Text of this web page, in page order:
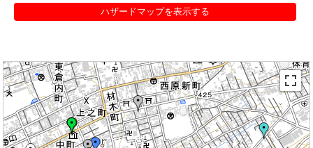
ハザードマップを表示する